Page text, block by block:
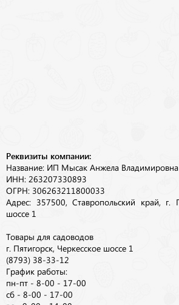
Реквизиты компании:
Название: ИП Мысак Анжела Владимировна
ИНН: 263207330893
ОГРН: 306263211800033
Адрес: 357500, Ставропольский край, г.
шоссе 1
Товары для садоводов
г. Пятигорск, Черкесское шоссе 1
(8793) 38-33-12
График работы:
пн-пт - 8-00 - 17-00
сб - 8-00 - 17-00